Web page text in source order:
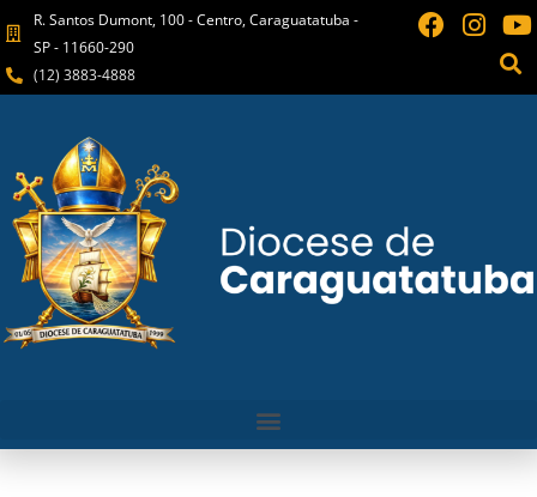
R. Santos Dumont, 100 - Centro, Caraguatatuba -
SP - 11660-290
(12) 3883-4888